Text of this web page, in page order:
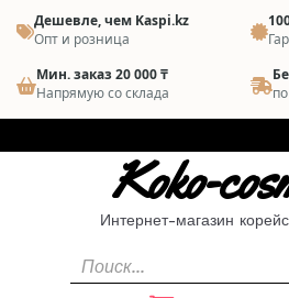
Дешевле, чем Kaspi.kz
Опт и розница
Мин. заказ 20 000 ₸
Напрямую со склада
Koko-
Интернет-магазин